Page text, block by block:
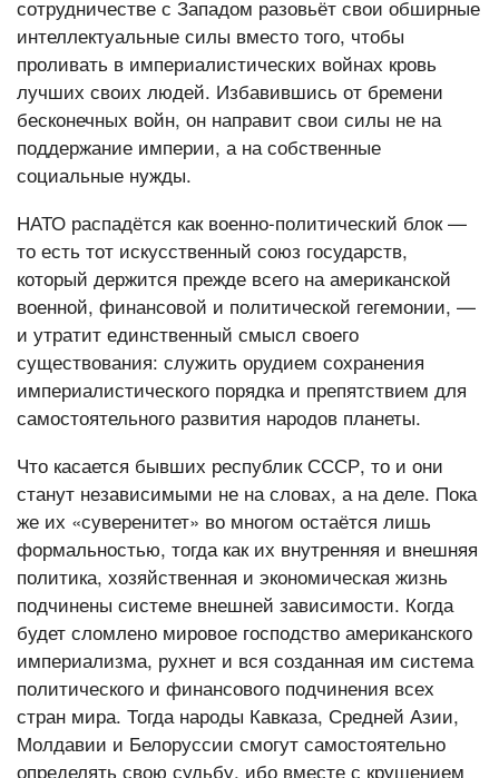
сотрудничестве с Западом разовьёт свои обширные
интеллектуальные силы вместо того, чтобы
проливать в империалистических войнах кровь
лучших своих людей. Избавившись от бремени
бесконечных войн, он направит свои силы не на
поддержание империи, а на собственные
социальные нужды.
НАТО распадётся как военно-политический блок —
то есть тот искусственный союз государств,
который держится прежде всего на американской
военной, финансовой и политической гегемонии, —
и утратит единственный смысл своего
существования: служить орудием сохранения
империалистического порядка и препятствием для
самостоятельного развития народов планеты.
Что касается бывших республик СССР, то и они
станут независимыми не на словах, а на деле. Пока
же их «суверенитет» во многом остаётся лишь
формальностью, тогда как их внутренняя и внешняя
политика, хозяйственная и экономическая жизнь
подчинены системе внешней зависимости. Когда
будет сломлено мировое господство американского
империализма, рухнет и вся созданная им система
политического и финансового подчинения всех
стран мира. Тогда народы Кавказа, Средней Азии,
Молдавии и Белоруссии смогут самостоятельно
определять свою судьбу, ибо вместе с крушением